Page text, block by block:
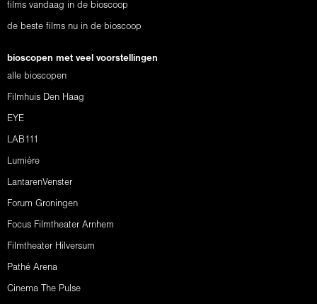
films vandaag in de bioscoop
de beste films nu in de bioscoop
bioscopen met veel voorstellingen
alle bioscopen
Filmhuis Den Haag
EYE
LAB111
Lumière
LantarenVenster
Forum Groningen
Focus Filmtheater Arnhem
Filmtheater Hilversum
Pathé Arena
Cinema The Pulse